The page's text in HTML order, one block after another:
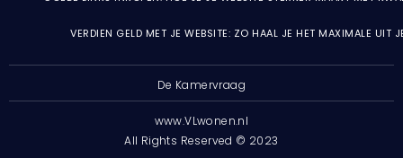
VERDIEN GELD MET JE WEBSITE: ZO HAAL JE HET MAXIMALE UIT
De Kamervraag
www.VLwonen.nl
All Rights Reserved © 2023